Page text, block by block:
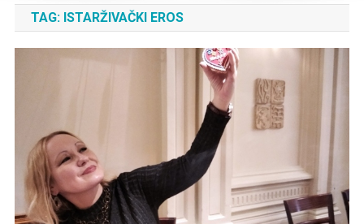
TAG: ISTARŽIVAČKI EROS